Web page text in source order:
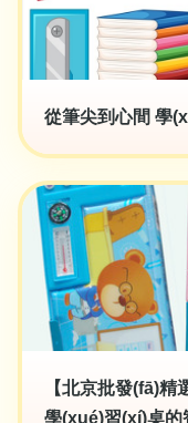
從筆尖到心間 學
【北京批發(fā)
學(xué)習(xí)桌的